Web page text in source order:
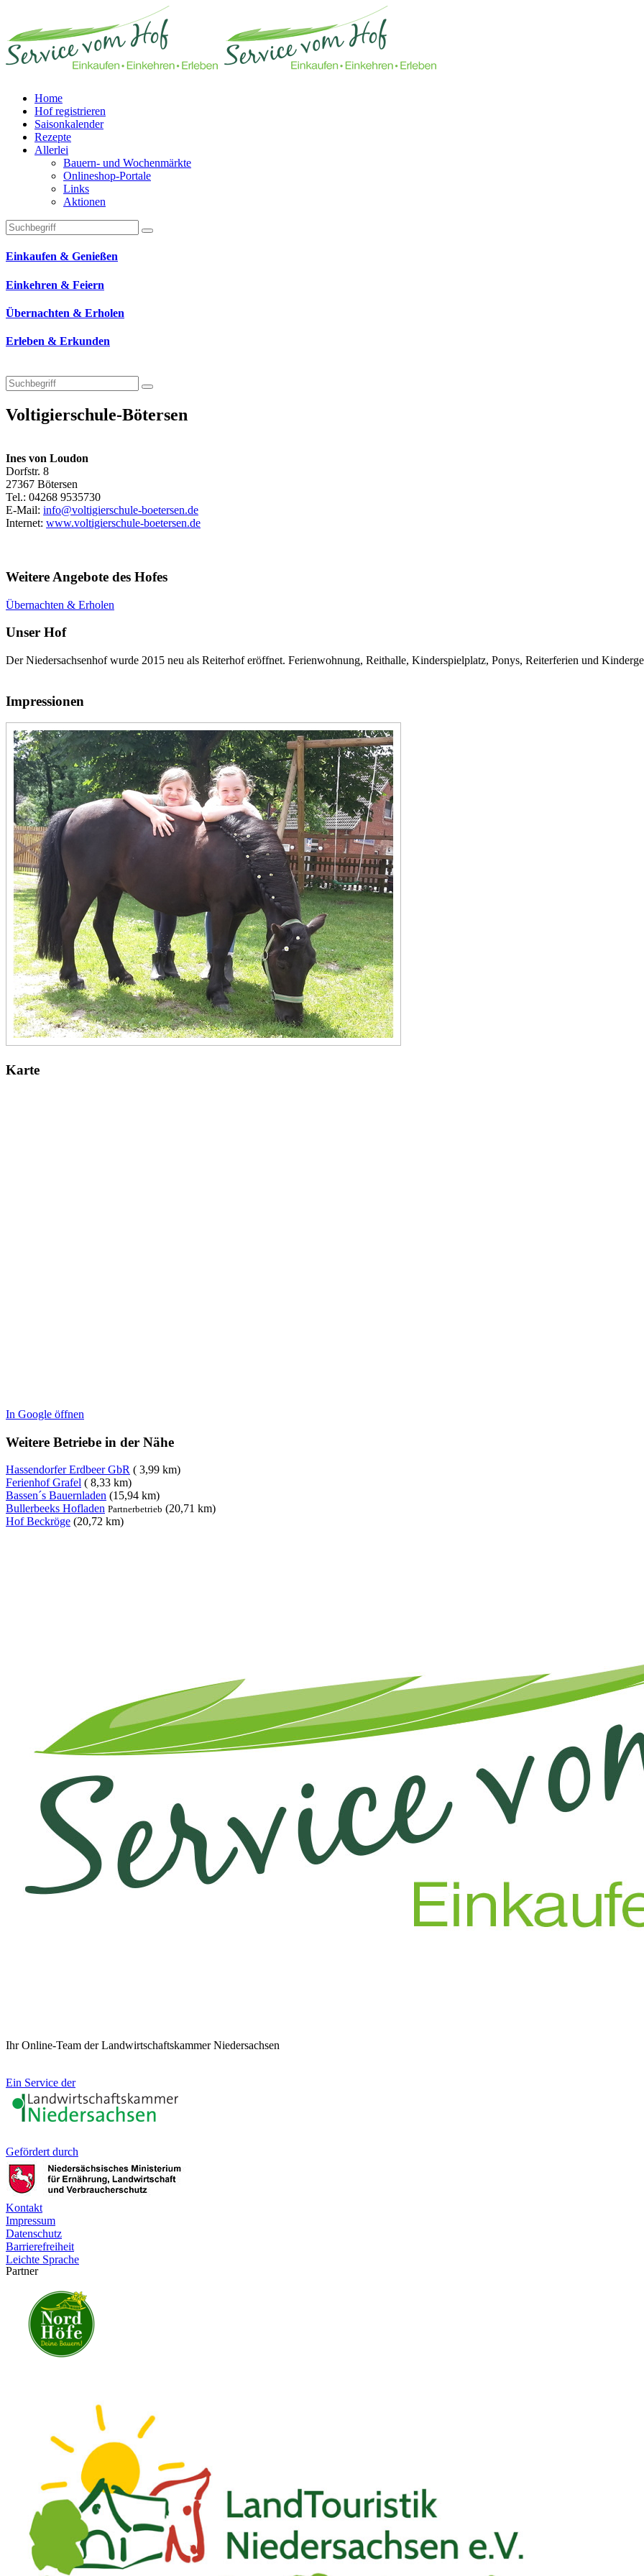
Home
Hof registrieren
Saisonkalender
Rezepte
Allerlei
Bauern- und Wochenmärkte
Onlineshop-Portale
Links
Aktionen
Technisches Feld: Suchfeld
Technisches Feld: Suchbutton
Suche absenden
Einkaufen & Genießen
Einkehren & Feiern
Übernachten & Erholen
Erleben & Erkunden
Voltigierschule-Bötersen
Ines von Loudon
Dorfstr. 8
27367 Bötersen
Tel.: 04268 9535730
E-Mail: info@voltigierschule-boetersen.de
Internet: www.voltigierschule-boetersen.de
Weitere Angebote des Hofes
Übernachten & Erholen
Unser Hof
Der Niedersachsenhof wurde 2015 neu als Reiterhof eröffnet. Ferienwohnung, Reithalle, Kinderspielplatz, Ponys, Reiterferien und
Impressionen
Karte
In Google öffnen
Weitere Betriebe in der Nähe
Hassendorfer Erdbeer GbR ( 3,99 km)
Ferienhof Grafel ( 8,33 km)
Bassen´s Bauernladen (15,94 km)
Bullerbeeks Hofladen Partnerbetrieb (20,71 km)
Hof Beckröge (20,72 km)
Ihr Online-Team der Landwirtschaftskammer Niedersachsen
Ein Service der
Gefördert durch
Kontakt
Impressum
Datenschutz
Barrierefreiheit
Leichte Sprache
Partner